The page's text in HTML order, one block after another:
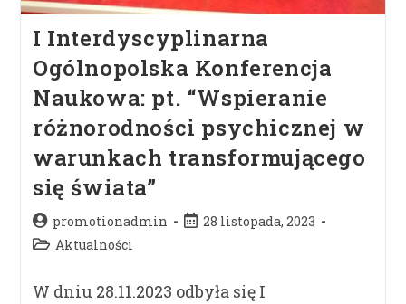
I Interdyscyplinarna
Ogólnopolska Konferencja
Naukowa: pt. “Wspieranie
różnorodności psychicznej w
warunkach transformującego
się świata”
promotionadmin
28 listopada, 2023
Aktualności
W dniu 28.11.2023 odbyła się I